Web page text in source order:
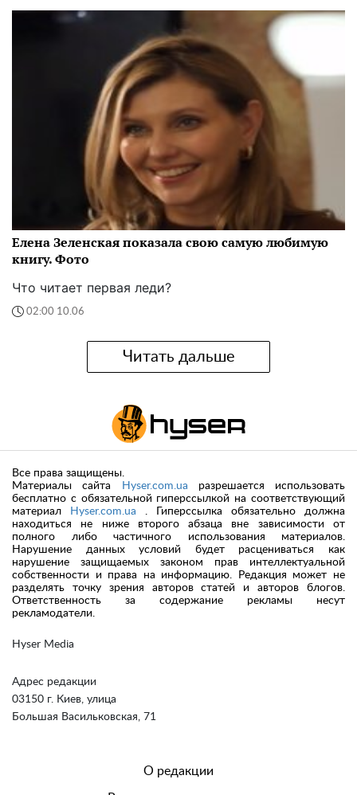
Елена Зеленская показала свою самую любимую
книгу. Фото
Что читает первая леди?
02:00 10.06
Читать дальше
Hyser Media
Адрес редакции
03150 г. Киев, улица
Большая Васильковская, 71
Все права защищены.
Материалы сайта
Hyser.com.ua разрешается использовать
бесплатно с обязательной гиперссылкой на соответствующий
материал
Hyser.com.ua . Гиперссылка обязательно должна
находиться не ниже второго абзаца вне зависимости от
полного либо частичного использования материалов.
Нарушение данных условий будет расцениваться как
нарушение защищаемых законом прав интеллектуальной
собственности и права на информацию. Редакция может не
разделять точку зрения авторов статей и авторов блогов.
Ответственность за содержание рекламы несут
рекламодатели.
О редакции